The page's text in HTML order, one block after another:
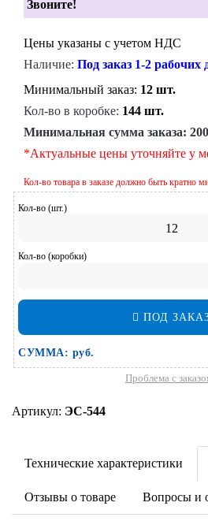
Звоните!
Цены указаны с учетом НДС
Наличие: Под заказ 1-2 рабочих
Минимальный заказ: 12 шт.
Кол-во в коробке: 144 шт.
Минимальная сумма заказа:
*Актуальные цены уточняйте у
Кол-во товара в заказе должно быть кратно
Кол-во (шт.)
Кол-во (коробки)
ПОД
СУММА: руб.
Проблема с
Артикул: ЭС-544
Технические характеристики
Отзывы о товаре Вопросы и